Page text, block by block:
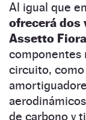
Al igual que
ofrecerá dos
Assetto
componentes
circuito,
de carbono y